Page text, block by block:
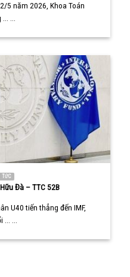
5 năm 2026, Khoa Toán
...
TỨC
Đà – TTC 52B
U40 tiến thẳng đến IMF,
... ...